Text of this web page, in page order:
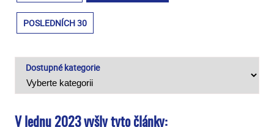
POSLEDNÍCH 30
Dostupné kategorie
V lednu 2023 vyšly tyto články: